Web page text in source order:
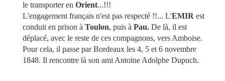
le transporter en Orient...!!!
L'engagement français n'est pas respecté !!... L'EMIR est
conduit en prison à Toulon, puis à Pau. De là, il est
déplacé, avec le reste de ces compagnons, vers Amboise.
Pour cela, il passe par Bordeaux les 4, 5 et 6 novembre
1848. Il rencontre là son ami Antoine Adolphe Dupuch.